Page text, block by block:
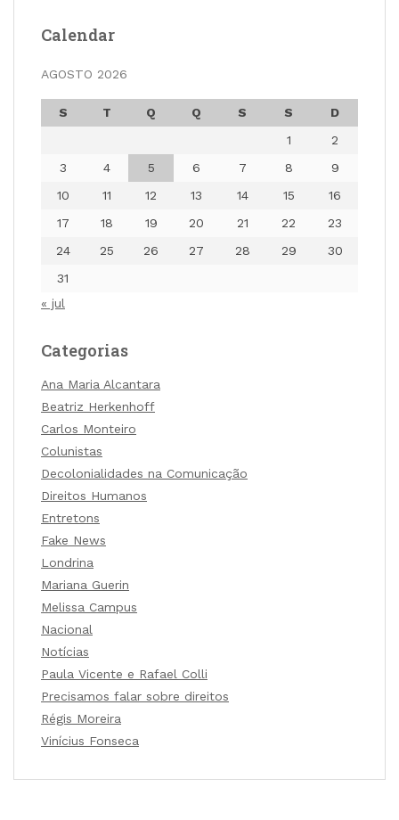
Calendar
AGOSTO 2026
S T Q Q S S
D
1
2
3
4 5 6 7 8
9
10
11 12 13 14 15
16
17
18 19 20 21 22
23
24
25 26 27 28 29
30
31
« jul
Categorias
Ana Maria Alcantara
Beatriz Herkenhoff
Carlos Monteiro
Colunistas
Decolonialidades na Comunicação
Direitos Humanos
Entretons
Fake News
Londrina
Mariana Guerin
Melissa Campus
Nacional
Notícias
Paula Vicente e Rafael Colli
Precisamos falar sobre direitos
Régis Moreira
Vinícius Fonseca